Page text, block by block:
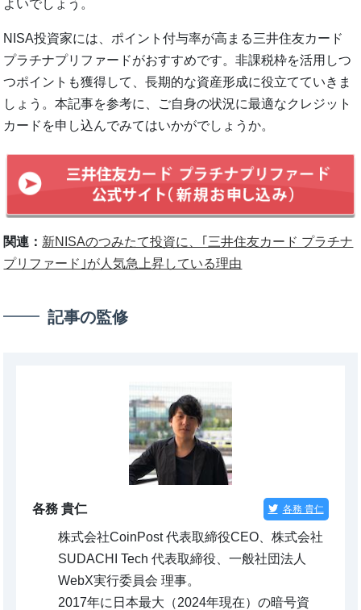
よいでしょう。
NISA投資家には、ポイント付与率が高まる三井住友カード
プラチナプリファードがおすすめです。非課税枠を活用しつ
つポイントも獲得して、長期的な資産形成に役立てていきま
しょう。本記事を参考に、ご自身の状況に最適なクレジット
カードを申し込んでみてはいかがでしょうか。
関連： 新NISAのつみたて投資に、｢三井住友カード プラチナ
プリファード｣が人気急上昇している理由
記事の監修
各務 貴仁 各務 貴仁
株式会社CoinPost 代表取締役CEO、株式会社
SUDACHI Tech 代表取締役、一般社団法人
WebX実行委員会 理事。
2017年に日本最大（2024年現在）の暗号資